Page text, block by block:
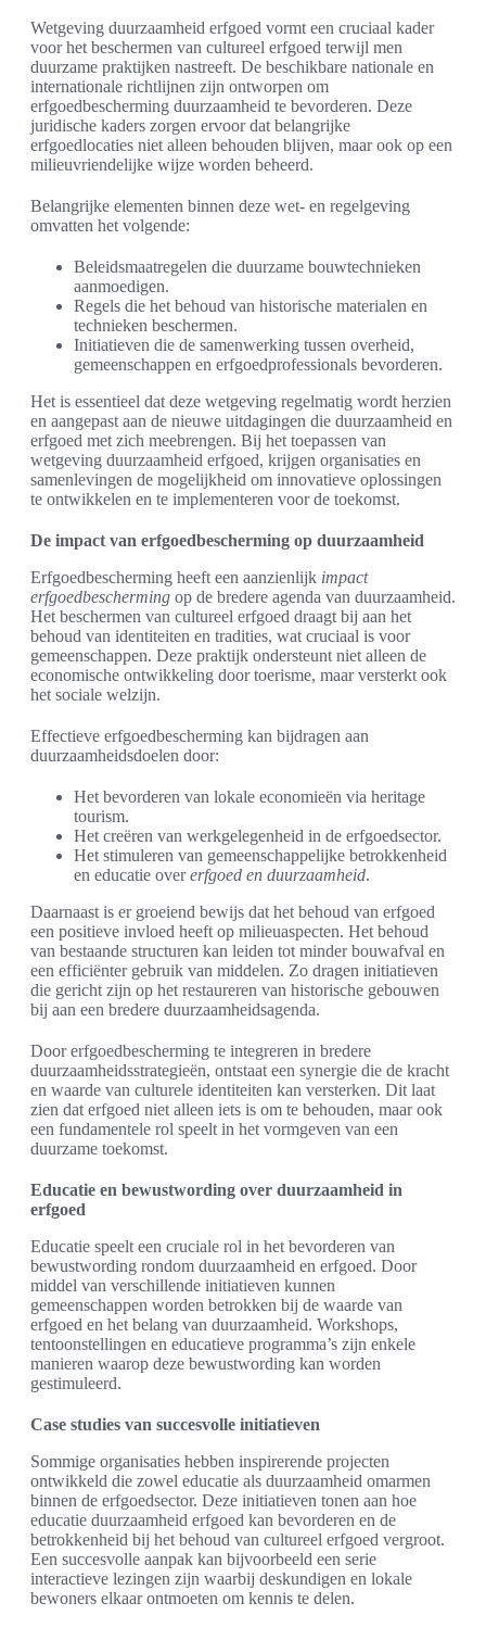
Wetgeving duurzaamheid erfgoed vormt een cruciaal kader
voor het beschermen van cultureel erfgoed terwijl men
duurzame praktijken nastreeft. De beschikbare nationale en
internationale richtlijnen zijn ontworpen om
erfgoedbescherming duurzaamheid te bevorderen. Deze
juridische kaders zorgen ervoor dat belangrijke
erfgoedlocaties niet alleen behouden blijven, maar ook op een
milieuvriendelijke wijze worden beheerd.
Belangrijke elementen binnen deze wet- en regelgeving
omvatten het volgende:
Beleidsmaatregelen die duurzame bouwtechnieken
aanmoedigen.
Regels die het behoud van historische materialen en
technieken beschermen.
Initiatieven die de samenwerking tussen overheid,
gemeenschappen en erfgoedprofessionals bevorderen.
Het is essentieel dat deze wetgeving regelmatig wordt herzien
en aangepast aan de nieuwe uitdagingen die duurzaamheid en
erfgoed met zich meebrengen. Bij het toepassen van
wetgeving duurzaamheid erfgoed, krijgen organisaties en
samenlevingen de mogelijkheid om innovatieve oplossingen
te ontwikkelen en te implementeren voor de toekomst.
De impact van erfgoedbescherming op duurzaamheid
Erfgoedbescherming heeft een aanzienlijk impact
erfgoedbescherming op de bredere agenda van duurzaamheid.
Het beschermen van cultureel erfgoed draagt bij aan het
behoud van identiteiten en tradities, wat cruciaal is voor
gemeenschappen. Deze praktijk ondersteunt niet alleen de
economische ontwikkeling door toerisme, maar versterkt ook
het sociale welzijn.
Effectieve erfgoedbescherming kan bijdragen aan
duurzaamheidsdoelen door:
Het bevorderen van lokale economieën via heritage
tourism.
Het creëren van werkgelegenheid in de erfgoedsector.
Het stimuleren van gemeenschappelijke betrokkenheid
en educatie overerfgoed en duurzaamheid.
Daarnaast is er groeiend bewijs dat het behoud van erfgoed
een positieve invloed heeft op milieuaspecten. Het behoud
van bestaande structuren kan leiden tot minder bouwafval en
een efficiënter gebruik van middelen. Zo dragen initiatieven
die gericht zijn op het restaureren van historische gebouwen
bij aan een bredere duurzaamheidsagenda.
Door erfgoedbescherming te integreren in bredere
duurzaamheidsstrategieën, ontstaat een synergie die de kracht
en waarde van culturele identiteiten kan versterken. Dit laat
zien dat erfgoed niet alleen iets is om te behouden, maar ook
een fundamentele rol speelt in het vormgeven van een
duurzame toekomst.
Educatie en bewustwording over duurzaamheid in
erfgoed
Educatie speelt een cruciale rol in het bevorderen van
bewustwording rondom duurzaamheid en erfgoed. Door
middel van verschillende initiatieven kunnen
gemeenschappen worden betrokken bij de waarde van
erfgoed en het belang van duurzaamheid. Workshops,
tentoonstellingen en educatieve programma’s zijn enkele
manieren waarop deze bewustwording kan worden
gestimuleerd.
Case studies van succesvolle initiatieven
Sommige organisaties hebben inspirerende projecten
ontwikkeld die zowel educatie als duurzaamheid omarmen
binnen de erfgoedsector. Deze initiatieven tonen aan hoe
educatie duurzaamheid erfgoed kan bevorderen en de
betrokkenheid bij het behoud van cultureel erfgoed vergroot.
Een succesvolle aanpak kan bijvoorbeeld een serie
interactieve lezingen zijn waarbij deskundigen en lokale
bewoners elkaar ontmoeten om kennis te delen.